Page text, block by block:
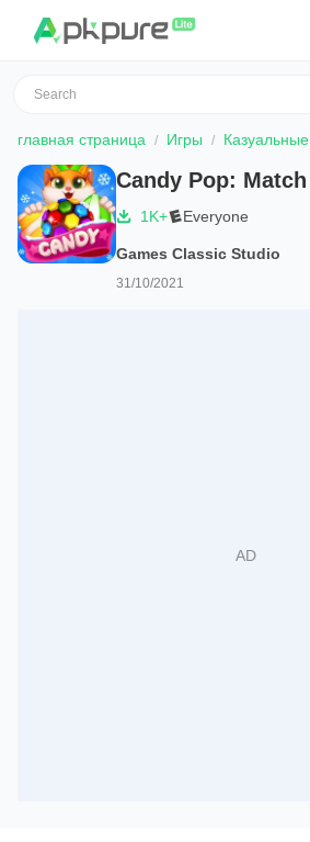
главная страница Игры Казуальные
1K+
Everyone
Games Classic Studio
31/10/2021